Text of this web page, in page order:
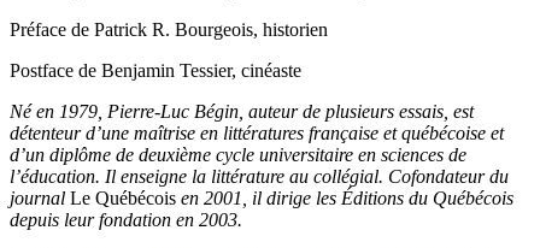
Préface de Patrick R. Bourgeois, historien
Postface de Benjamin Tessier, cinéaste
Né en 1979, Pierre-Luc Bégin, auteur de plusieurs essais, est
détenteur d’une maîtrise en littératures française et québécoise et
d’un diplôme de deuxième cycle universitaire en sciences de
l’éducation. Il enseigne la littérature au collégial. Cofondateur du
journal Le Québécois en 2001, il dirige les Éditions du Québécois
depuis leur fondation en 2003.